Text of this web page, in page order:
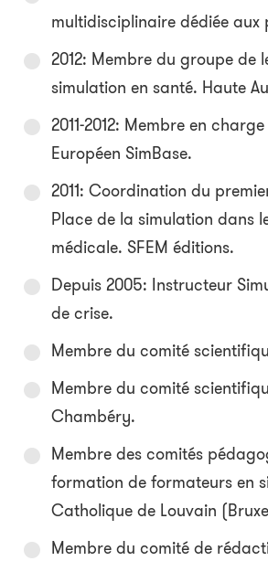
multidisciplinaire dédiée
2012: Membre du groupe
simulation en santé. Haute
2011-2012: Membre en
Européen SimBase.
2011: Coordination du
Place de la simulation dans
médicale. SFEM éditions.
Depuis 2005: Instructeur
de crise.
Membre du comité
Membre du comité
Chambéry.
Membre des comités
formation de formateurs en
Catholique de Louvain
Membre du comité de